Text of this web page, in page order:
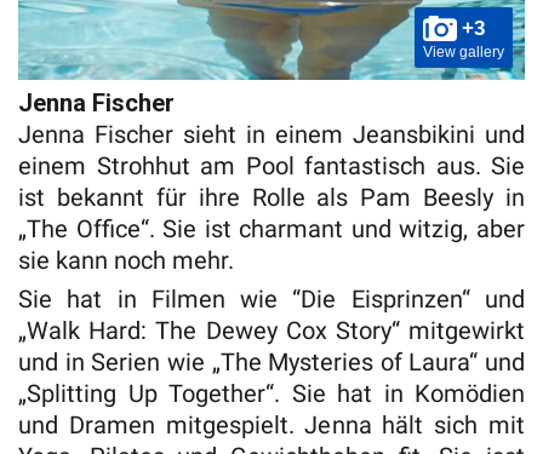
+3
View gallery
Jenna Fischer
Jenna Fischer sieht in einem Jeansbikini und
einem Strohhut am Pool fantastisch aus. Sie
ist bekannt für ihre Rolle als Pam Beesly in
„The Office“. Sie ist charmant und witzig, aber
sie kann noch mehr.
Sie hat in Filmen wie “Die Eisprinzen“ und
„Walk Hard: The Dewey Cox Story“ mitgewirkt
und in Serien wie „The Mysteries of Laura“ und
„Splitting Up Together“. Sie hat in Komödien
und Dramen mitgespielt. Jenna hält sich mit